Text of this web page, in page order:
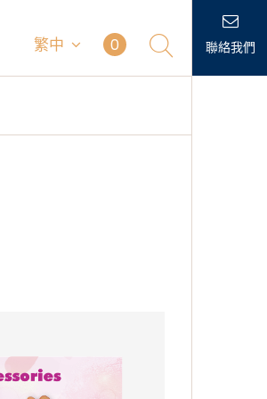
繁中 0 聯絡我們